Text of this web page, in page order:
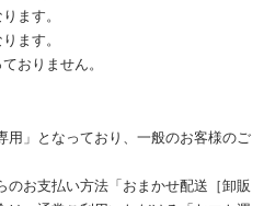
ます。
ます。
おりません。
用」となっており、一般のお客様のご
のお支払い方法「おまかせ配送［卸販